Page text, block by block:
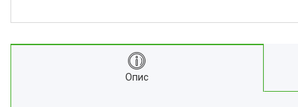
Опис